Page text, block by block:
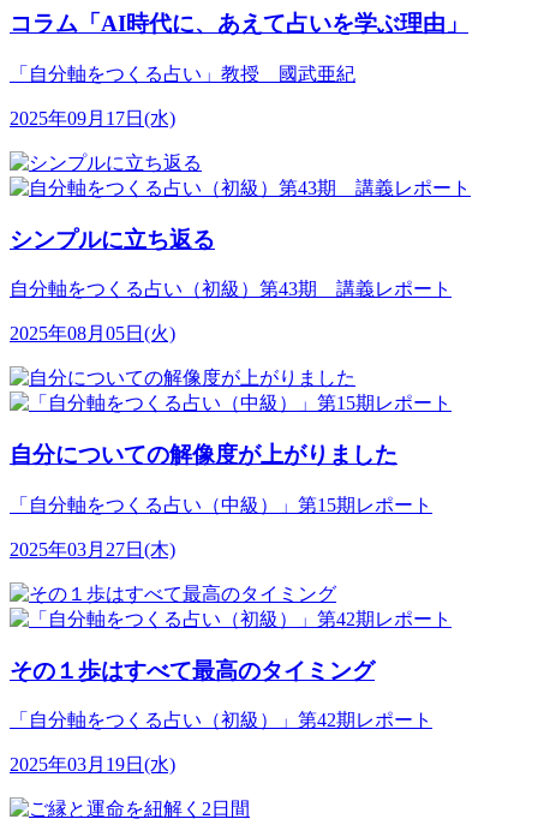
コラム「AI時代に、あえて占いを学ぶ理由」
「自分軸をつくる占い」教授 國武亜紀
2025年09月17日(水)
シンプルに立ち返る
自分軸をつくる占い（初級）第43期 講義レポート
2025年08月05日(火)
自分についての解像度が上がりました
「自分軸をつくる占い（中級）」第15期レポート
2025年03月27日(木)
その１歩はすべて最高のタイミング
「自分軸をつくる占い（初級）」第42期レポート
2025年03月19日(水)